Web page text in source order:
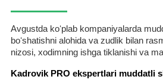
Avgustda koʻplab kompaniyalarda
boʻshatishni alohida va zudlik bilan
nizosi, хodimning ishga tiklanishi va
Kadrovik PRO ekspertlari muddatli